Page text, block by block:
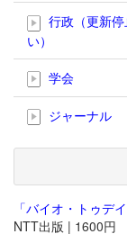
行政（更新
い）
学会
ジャーナル
「バイオ・トゥデイ
NTT出版 | 1600円